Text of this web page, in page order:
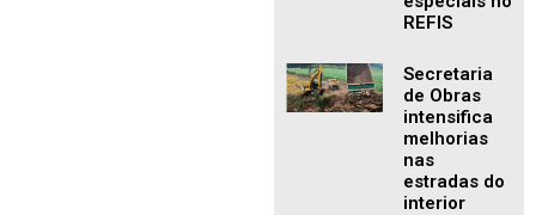
REFIS
Secretaria
de Obras
intensifica
melhorias
nas
estradas do
interior